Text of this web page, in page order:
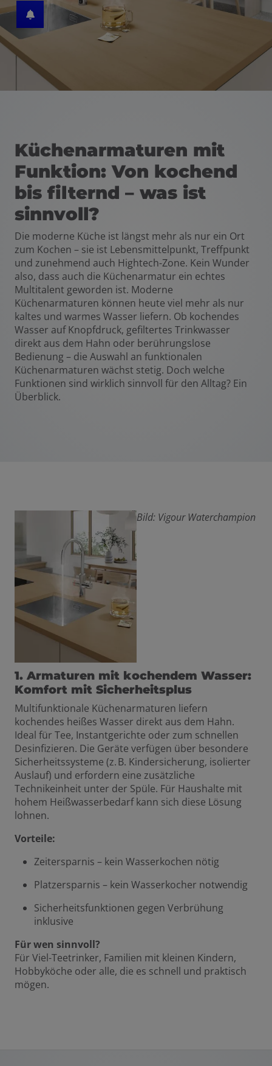
Küchenarmaturen mit
Funktion: Von kochend
bis filternd – was ist
sinnvoll?
Die moderne Küche ist längst mehr als nur ein Ort
zum Kochen – sie ist Lebensmittelpunkt, Treffpunkt
und zunehmend auch Hightech-Zone. Kein Wunder
also, dass auch die Küchenarmatur ein echtes
Multitalent geworden ist. Moderne
Küchenarmaturen können heute viel mehr als nur
kaltes und warmes Wasser liefern. Ob kochendes
Wasser auf Knopfdruck, gefiltertes Trinkwasser
direkt aus dem Hahn oder berührungslose
Bedienung – die Auswahl an funktionalen
Küchenarmaturen wächst stetig. Doch welche
Funktionen sind wirklich sinnvoll für den Alltag? Ein
Überblick.
Bild: Vigour Waterchampion
1. Armaturen mit kochendem Wasser:
Komfort mit Sicherheitsplus
Multifunktionale Küchenarmaturen liefern
kochendes heißes Wasser direkt aus dem Hahn.
Ideal für Tee, Instantgerichte oder zum schnellen
Desinfizieren. Die Geräte verfügen über besondere
Sicherheitssysteme (z. B. Kindersicherung, isolierter
Auslauf) und erfordern eine zusätzliche
Technikeinheit unter der Spüle. Für Haushalte mit
hohem Heißwasserbedarf kann sich diese Lösung
lohnen.
Vorteile:
Zeitersparnis – kein Wasserkochen nötig
Platzersparnis – kein Wasserkocher notwendig
Sicherheitsfunktionen gegen Verbrühung
inklusive
Für wen sinnvoll?
Für Viel-Teetrinker, Familien mit kleinen Kindern,
Hobbyköche oder alle, die es schnell und praktisch
mögen.